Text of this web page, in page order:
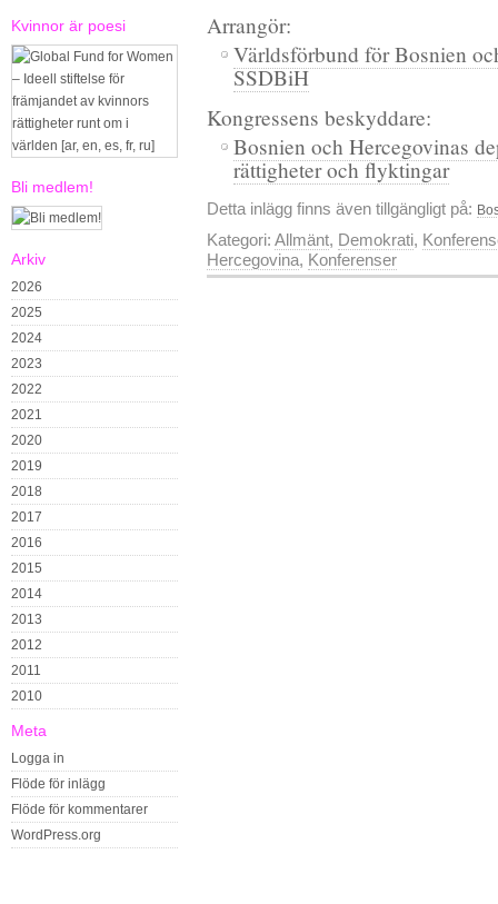
Kvinnor är poesi
Bli medlem!
Arkiv
2026
2025
2024
2023
2022
2021
2020
2019
2018
2017
2016
2015
2014
2013
2012
2011
2010
Meta
Logga in
Flöde för inlägg
Flöde för kommentarer
WordPress.org
Arrangör:
Världsförbund för Bosnien
SSDBiH
Kongressens beskyddare:
Bosnien och Hercegovinas
rättigheter och flyktingar
Detta inlägg finns även tillgängligt på:
Kategori: Allmänt, Demokrati,
Hercegovina, Konferenser